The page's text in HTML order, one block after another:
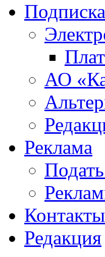
Подписка
АО
Реклама
Контакты
Редакция